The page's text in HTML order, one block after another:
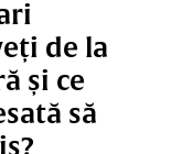
de la
și ce
să